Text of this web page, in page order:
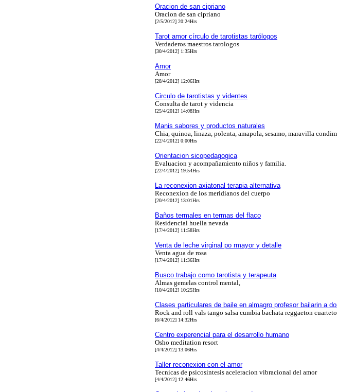
Oracion de san cipriano
Oracion de san cipriano
[2/5/2012] 20:24Hrs
Tarot amor círculo de tarotistas tarólogos
Verdaderos maestros tarologos
[30/4/2012] 1:35Hrs
Amor
Amor
[28/4/2012] 12:06Hrs
Circulo de tarotistas y videntes
Consulta de tarot y videncia
[25/4/2012] 14:08Hrs
Manis sabores y productos naturales
Chia, quinoa, linaza, polenta, amapola, sesamo, maravilla
[22/4/2012] 0:00Hrs
Orientacion sicopedagogica
Evaluacion y acompañamiento niños y familia.
[22/4/2012] 19:54Hrs
La reconexion axiatonal terapia alternativa
Reconexion de los meridianos del cuerpo
[20/4/2012] 13:01Hrs
Baños termales en termas del flaco
Residencial huella nevada
[17/4/2012] 11:58Hrs
Venta de leche virginal po rmayor y detalle
Venta agua de rosa
[17/4/2012] 11:36Hrs
Busco trabajo como tarotista y terapeuta
Almas gemelas control mental,
[10/4/2012] 10:25Hrs
Clases particulares de baile en almagro profesor bailarin a
Rock and roll vals tango salsa cumbia bachata reggaeton
[6/4/2012] 14:32Hrs
Centro experencial para el desarrollo humano
Osho meditation resort
[4/4/2012] 13:06Hrs
Taller reconexion con el amor
Tecnicas de psicosintesis aceleracion vibracional del amor
[4/4/2012] 12:46Hrs